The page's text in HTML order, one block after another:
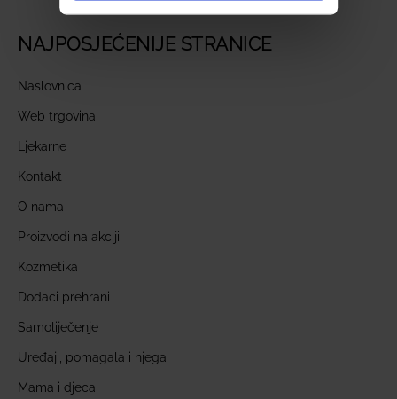
NAJPOSJEĆENIJE STRANICE
Naslovnica
Web trgovina
Ljekarne
Kontakt
O nama
Proizvodi na akciji
Kozmetika
Dodaci prehrani
Samoliječenje
Uređaji, pomagala i njega
Mama i djeca